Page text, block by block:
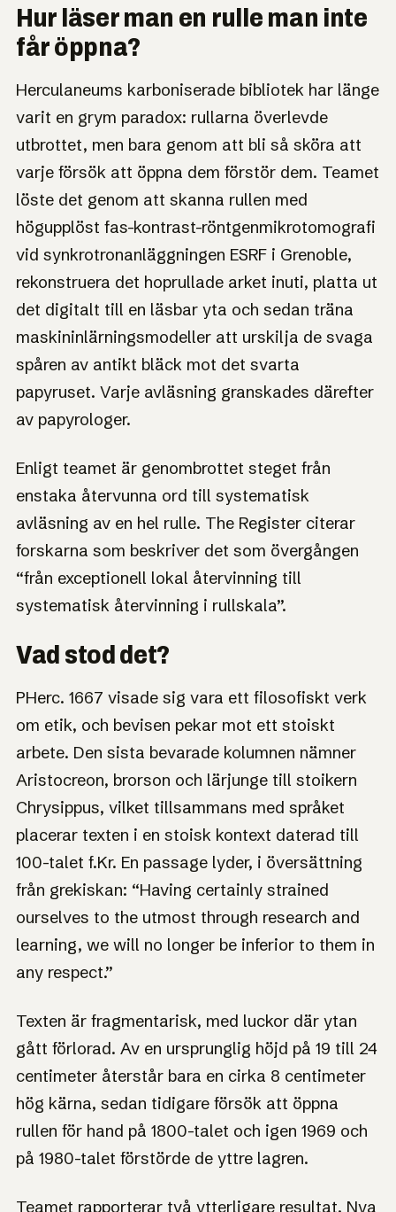
Hur läser man en rulle man inte
får öppna?
Herculaneums karboniserade bibliotek har länge
varit en grym paradox: rullarna överlevde
utbrottet, men bara genom att bli så sköra att
varje försök att öppna dem förstör dem. Teamet
löste det genom att skanna rullen med
högupplöst fas-kontrast-röntgenmikrotomografi
vid synkrotronanläggningen ESRF i Grenoble,
rekonstruera det hoprullade arket inuti, platta ut
det digitalt till en läsbar yta och sedan träna
maskininlärningsmodeller att urskilja de svaga
spåren av antikt bläck mot det svarta
papyruset. Varje avläsning granskades därefter
av papyrologer.
Enligt teamet är genombrottet steget från
enstaka återvunna ord till systematisk
avläsning av en hel rulle. The Register citerar
forskarna som beskriver det som övergången
“från exceptionell lokal återvinning till
systematisk återvinning i rullskala”.
Vad stod det?
PHerc. 1667 visade sig vara ett filosofiskt verk
om etik, och bevisen pekar mot ett stoiskt
arbete. Den sista bevarade kolumnen nämner
Aristocreon, brorson och lärjunge till stoikern
Chrysippus, vilket tillsammans med språket
placerar texten i en stoisk kontext daterad till
100-talet f.Kr. En passage lyder, i översättning
från grekiskan: “Having certainly strained
ourselves to the utmost through research and
learning, we will no longer be inferior to them in
any respect.”
Texten är fragmentarisk, med luckor där ytan
gått förlorad. Av en ursprunglig höjd på 19 till 24
centimeter återstår bara en cirka 8 centimeter
hög kärna, sedan tidigare försök att öppna
rullen för hand på 1800-talet och igen 1969 och
på 1980-talet förstörde de yttre lagren.
Teamet rapporterar två ytterligare resultat. Nya